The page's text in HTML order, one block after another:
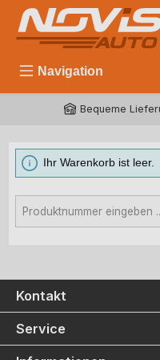
Zum Hauptinhalt springen
Navigation
Bequeme
Ihr Warenkorb ist leer.
Produktnummer
Kontakt
Service